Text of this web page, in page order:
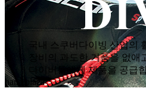
국내 스쿠버다이빙 산업의
장비의 과도한 거품을 없애
다이버들에게 제품을 공급
hana plaza